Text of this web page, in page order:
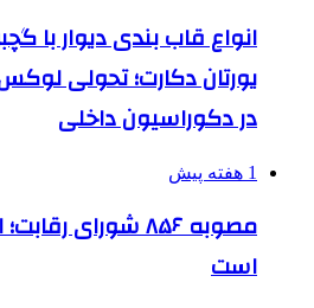
انواع قاب بندی دیوار با
یورتان دکارت؛ تحولی
در دکوراسیون داخلی
1 هفته پیش
مصوبه ۸۵۶ شورای
است